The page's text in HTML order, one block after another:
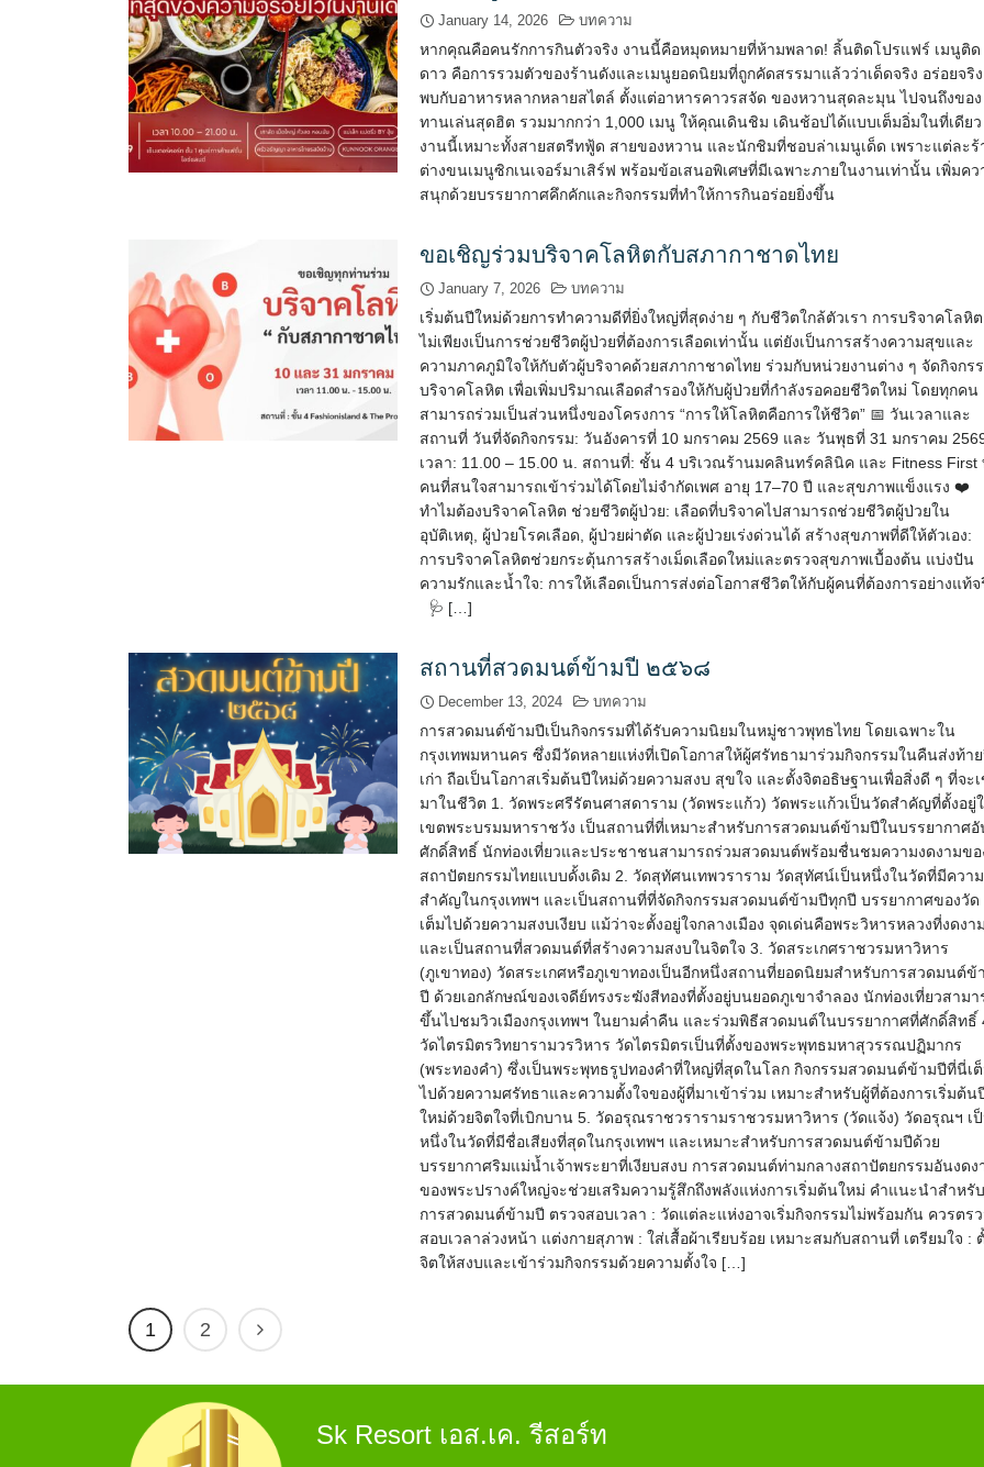
January 14, 2026 บทความ
หากคุณคือคนรักการกินตัวจริง งานนี้คือหมุดหมายที่ห้ามพลาด! ลิ้นติดโปรแฟร์ เมนูติด
ดาว คือการรวมตัวของร้านดังและเมนูยอดนิยมที่ถูกคัดสรรมาแล้วว่าเด็ดจริง อร่อยจริง
พบกับอาหารหลากหลายสไตล์ ตั้งแต่อาหารคาวรสจัด ของหวานสุดละมุน ไปจนถึงของ
ทานเล่นสุดฮิต รวมมากกว่า 1,000 เมนู ให้คุณเดินชิม เดินช้อปได้แบบเต็มอิ่มในที่เดียว
งานนี้เหมาะทั้งสายสตรีทฟู้ด สายของหวาน และนักชิมที่ชอบล่าเมนูเด็ด เพราะแต่ละร้
ต่างขนเมนูซิกเนเจอร์มาเสิร์ฟ พร้อมข้อเสนอพิเศษที่มีเฉพาะภายในงานเท่านั้น เพิ่มคว
สนุกด้วยบรรยากาศคึกคักและกิจกรรมที่ทำให้การกินอร่อยยิ่งขึ้น
ขอเชิญร่วมบริจาคโลหิตกับสภากาชาดไทย
January 7, 2026 บทความ
เริ่มต้นปีใหม่ด้วยการทำความดีที่ยิ่งใหญ่ที่สุดง่าย ๆ กับชีวิตใกล้ตัวเรา การบริจาคโลหิต
ไม่เพียงเป็นการช่วยชีวิตผู้ป่วยที่ต้องการเลือดเท่านั้น แต่ยังเป็นการสร้างความสุขและ
ความภาคภูมิใจให้กับตัวผู้บริจาคด้วยสภากาชาดไทย ร่วมกับหน่วยงานต่าง ๆ จัดกิจกร
บริจาคโลหิต เพื่อเพิ่มปริมาณเลือดสำรองให้กับผู้ป่วยที่กำลังรอคอยชีวิตใหม่ โดยทุกคน
สามารถร่วมเป็นส่วนหนึ่งของโครงการ “การให้โลหิตคือการให้ชีวิต” 📅 วันเวลาและ
สถานที่ วันที่จัดกิจกรรม: วันอังคารที่ 10 มกราคม 2569 และ วันพุธที่ 31 มกราคม
เวลา: 11.00 – 15.00 น. สถานที่: ชั้น 4 บริเวณร้านมคลินทร์คลินิค และ Fitness First
คนที่สนใจสามารถเข้าร่วมได้โดยไม่จำกัดเพศ อายุ 17–70 ปี และสุขภาพแข็งแรง ❤️
ทำไมต้องบริจาคโลหิต ช่วยชีวิตผู้ป่วย: เลือดที่บริจาคไปสามารถช่วยชีวิตผู้ป่วยใน
อุบัติเหตุ, ผู้ป่วยโรคเลือด, ผู้ป่วยผ่าตัด และผู้ป่วยเร่งด่วนได้ สร้างสุขภาพที่ดีให้ตัวเอง:
การบริจาคโลหิตช่วยกระตุ้นการสร้างเม็ดเลือดใหม่และตรวจสุขภาพเบื้องต้น แบ่งปัน
ความรักและน้ำใจ: การให้เลือดเป็นการส่งต่อโอกาสชีวิตให้กับผู้คนที่ต้องการอย่างแท้จ
🩺 […]
สถานที่สวดมนต์ข้ามปี ๒๕๖๘
December 13, 2024 บทความ
การสวดมนต์ข้ามปีเป็นกิจกรรมที่ได้รับความนิยมในหมู่ชาวพุทธไทย โดยเฉพาะใน
กรุงเทพมหานคร ซึ่งมีวัดหลายแห่งที่เปิดโอกาสให้ผู้ศรัทธามาร่วมกิจกรรมในคืนส่งท้า
เก่า ถือเป็นโอกาสเริ่มต้นปีใหม่ด้วยความสงบ สุขใจ และตั้งจิตอธิษฐานเพื่อสิ่งดี ๆ ที่จะ
มาในชีวิต 1. วัดพระศรีรัตนศาสดาราม (วัดพระแก้ว) วัดพระแก้วเป็นวัดสำคัญที่ตั้งอยู่
เขตพระบรมมหาราชวัง เป็นสถานที่ที่เหมาะสำหรับการสวดมนต์ข้ามปีในบรรยากาศอั
ศักดิ์สิทธิ์ นักท่องเที่ยวและประชาชนสามารถร่วมสวดมนต์พร้อมชื่นชมความงดงามขอ
สถาปัตยกรรมไทยแบบดั้งเดิม 2. วัดสุทัศนเทพวราราม วัดสุทัศน์เป็นหนึ่งในวัดที่มีความ
สำคัญในกรุงเทพฯ และเป็นสถานที่ที่จัดกิจกรรมสวดมนต์ข้ามปีทุกปี บรรยากาศของวัด
เต็มไปด้วยความสงบเงียบ แม้ว่าจะตั้งอยู่ใจกลางเมือง จุดเด่นคือพระวิหารหลวงที่งดงาม
และเป็นสถานที่สวดมนต์ที่สร้างความสงบในจิตใจ 3. วัดสระเกศราชวรมหาวิหาร
(ภูเขาทอง) วัดสระเกศหรือภูเขาทองเป็นอีกหนึ่งสถานที่ยอดนิยมสำหรับการสวดมนต์ข้
ปี ด้วยเอกลักษณ์ของเจดีย์ทรงระฆังสีทองที่ตั้งอยู่บนยอดภูเขาจำลอง นักท่องเที่ยวสามา
ขึ้นไปชมวิวเมืองกรุงเทพฯ ในยามค่ำคืน และร่วมพิธีสวดมนต์ในบรรยากาศที่ศักดิ์สิทธิ์
วัดไตรมิตรวิทยารามวรวิหาร วัดไตรมิตรเป็นที่ตั้งของพระพุทธมหาสุวรรณปฏิมากร
(พระทองคำ) ซึ่งเป็นพระพุทธรูปทองคำที่ใหญ่ที่สุดในโลก กิจกรรมสวดมนต์ข้ามปีที่นี่เ
ไปด้วยความศรัทธาและความตั้งใจของผู้ที่มาเข้าร่วม เหมาะสำหรับผู้ที่ต้องการเริ่มต้น
ใหม่ด้วยจิตใจที่เบิกบาน 5. วัดอรุณราชวรารามราชวรมหาวิหาร (วัดแจ้ง) วัดอรุณฯ เ
หนึ่งในวัดที่มีชื่อเสียงที่สุดในกรุงเทพฯ และเหมาะสำหรับการสวดมนต์ข้ามปีด้วย
บรรยากาศริมแม่น้ำเจ้าพระยาที่เงียบสงบ การสวดมนต์ท่ามกลางสถาปัตยกรรมอันงดง
ของพระปรางค์ใหญ่จะช่วยเสริมความรู้สึกถึงพลังแห่งการเริ่มต้นใหม่ คำแนะนำสำหรับ
การสวดมนต์ข้ามปี ตรวจสอบเวลา : วัดแต่ละแห่งอาจเริ่มกิจกรรมไม่พร้อมกัน ควรตร
สอบเวลาล่วงหน้า แต่งกายสุภาพ : ใส่เสื้อผ้าเรียบร้อย เหมาะสมกับสถานที่ เตรียมใจ :
จิตให้สงบและเข้าร่วมกิจกรรมด้วยความตั้งใจ […]
1 2
Sk Resort เอส.เค. รีสอร์ท